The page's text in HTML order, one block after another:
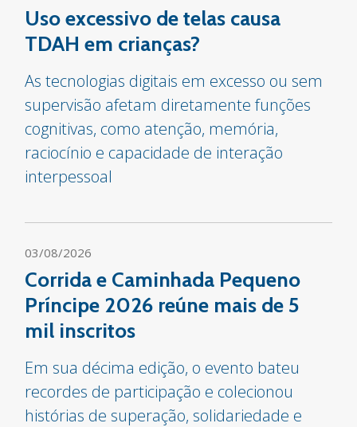
Uso excessivo de telas causa
TDAH em crianças?
As tecnologias digitais em excesso ou sem
supervisão afetam diretamente funções
cognitivas, como atenção, memória,
raciocínio e capacidade de interação
interpessoal
03/08/2026
Corrida e Caminhada Pequeno
Príncipe 2026 reúne mais de 5
mil inscritos
Em sua décima edição, o evento bateu
recordes de participação e colecionou
histórias de superação, solidariedade e